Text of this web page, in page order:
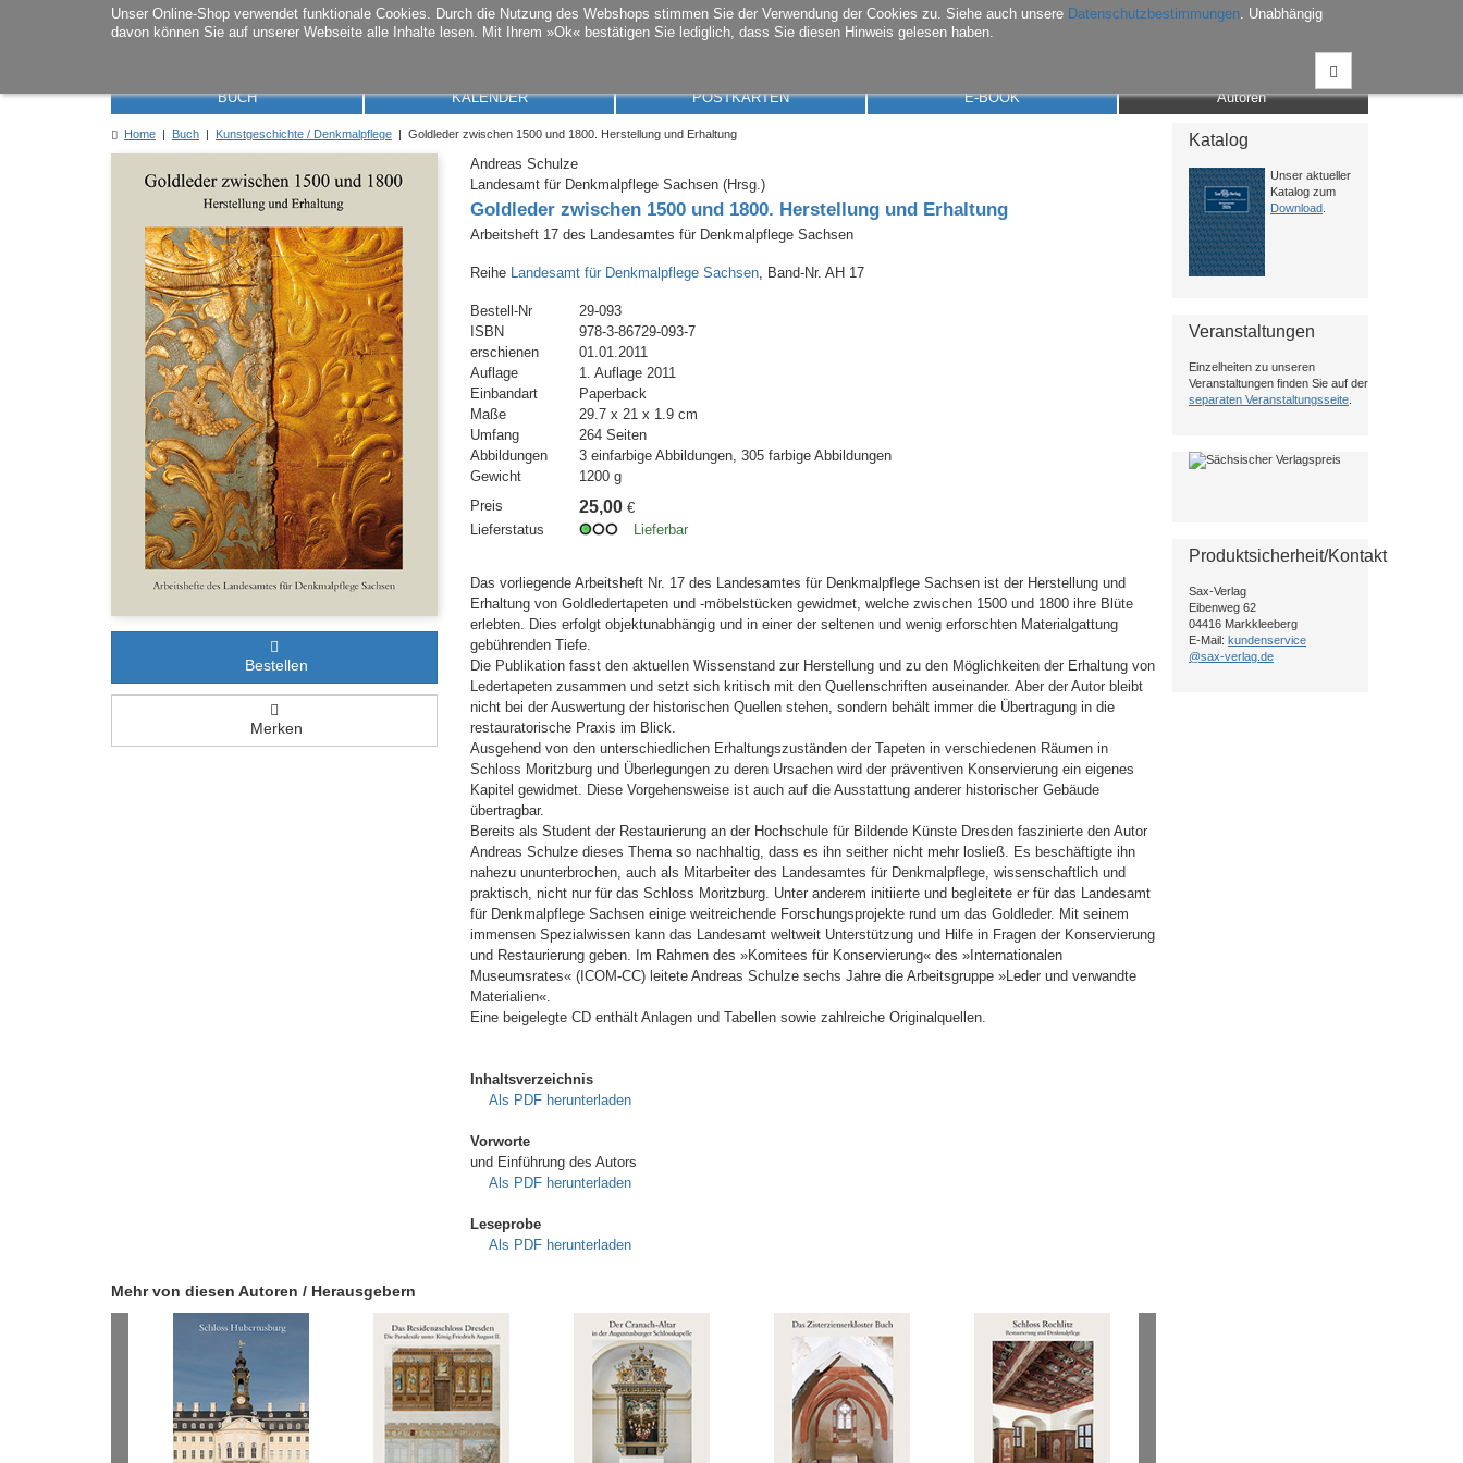
Unser Online-Shop verwendet funktionale Cookies. Durch die Nutzung des Webshops stimmen Sie der Verwendung der Cookies zu. Siehe auch unsere Datenschutzbestimmungen. Unabhängig
davon können Sie auf unserer Webseite alle Inhalte lesen. Mit Ihrem »Ok« bestätigen Sie lediglich, dass Sie diesen Hinweis gelesen haben.
BUCH KALENDER POSTKARTEN E-BOOK Autoren
Home | Buch | Kunstgeschichte / Denkmalpflege | Goldleder zwischen 1500 und 1800. Herstellung und Erhaltung
Bestellen
Merken
Andreas Schulze
Landesamt für Denkmalpflege Sachsen (Hrsg.)
Goldleder zwischen 1500 und 1800. Herstellung und Erhaltung
Arbeitsheft 17 des Landesamtes für Denkmalpflege Sachsen
Reihe Landesamt für Denkmalpflege Sachsen, Band-Nr. AH 17
Bestell-Nr
29-093
ISBN
978-3-86729-093-7
erschienen
01.01.2011
Auflage
1. Auflage 2011
Einbandart
Paperback
Maße
29.7 x 21 x 1.9 cm
Umfang
264 Seiten
Abbildungen
3 einfarbige Abbildungen, 305 farbige Abbildungen
Gewicht
1200 g
Preis
25,00 €
Lieferstatus
Lieferbar
Das vorliegende Arbeitsheft Nr. 17 des Landesamtes für Denkmalpflege Sachsen ist der Herstellung und
Erhaltung von Goldledertapeten und -möbelstücken gewidmet, welche zwischen 1500 und 1800 ihre Blüte
erlebten. Dies erfolgt objektunabhängig und in einer der seltenen und wenig erforschten Materialgattung
gebührenden Tiefe.
Die Publikation fasst den aktuellen Wissenstand zur Herstellung und zu den Möglichkeiten der Erhaltung von
Ledertapeten zusammen und setzt sich kritisch mit den Quellenschriften auseinander. Aber der Autor bleibt
nicht bei der Auswertung der historischen Quellen stehen, sondern behält immer die Übertragung in die
restauratorische Praxis im Blick.
Ausgehend von den unterschiedlichen Erhaltungszuständen der Tapeten in verschiedenen Räumen in
Schloss Moritzburg und Überlegungen zu deren Ursachen wird der präventiven Konservierung ein eigenes
Kapitel gewidmet. Diese Vorgehensweise ist auch auf die Ausstattung anderer historischer Gebäude
übertragbar.
Bereits als Student der Restaurierung an der Hochschule für Bildende Künste Dresden faszinierte den Autor
Andreas Schulze dieses Thema so nachhaltig, dass es ihn seither nicht mehr losließ. Es beschäftigte ihn
nahezu ununterbrochen, auch als Mitarbeiter des Landesamtes für Denkmalpflege, wissenschaftlich und
praktisch, nicht nur für das Schloss Moritzburg. Unter anderem initiierte und begleitete er für das Landesamt
für Denkmalpflege Sachsen einige weitreichende Forschungsprojekte rund um das Goldleder. Mit seinem
immensen Spezialwissen kann das Landesamt weltweit Unterstützung und Hilfe in Fragen der Konservierung
und Restaurierung geben. Im Rahmen des »Komitees für Konservierung« des »Internationalen
Museumsrates« (ICOM-CC) leitete Andreas Schulze sechs Jahre die Arbeitsgruppe »Leder und verwandte
Materialien«.
Eine beigelegte CD enthält Anlagen und Tabellen sowie zahlreiche Originalquellen.
Inhaltsverzeichnis
Als PDF herunterladen
Vorworte
und Einführung des Autors
Als PDF herunterladen
Leseprobe
Als PDF herunterladen
Mehr von diesen Autoren / Herausgebern
Katalog
Unser aktueller
Katalog zum
Download
Veranstaltungen
Einzelheiten zu unseren
Veranstaltungen finden Sie auf der
separaten Veranstaltungsseite
Produktsicherheit/Kontakt
Sax-Verlag
Eibenweg 62
04416 Markkleeberg
E-Mail: kundenservice
@sax-verlag.de